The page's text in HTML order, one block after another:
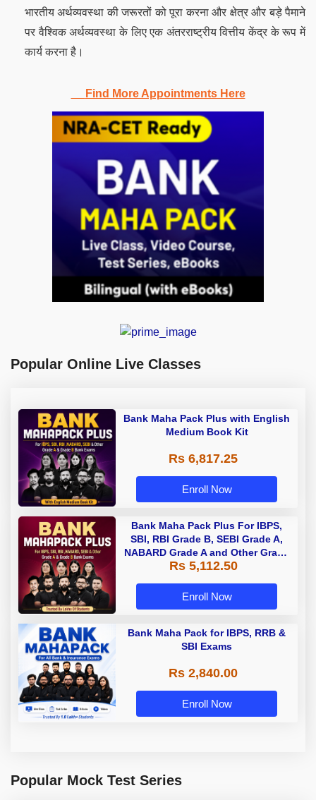
भारतीय अर्थव्यवस्था की जरूरतों को पूरा करना और क्षेत्र और बड़े पैमाने
पर वैश्विक अर्थव्यवस्था के लिए एक अंतरराष्ट्रीय वित्तीय केंद्र के रूप में
कार्य करना है।
Find More Appointments Here
Popular Online Live Classes
Bank Maha Pack Plus with English
Medium Book Kit
Rs 6,817.25
Enroll Now
Bank Maha Pack Plus For IBPS,
SBI, RBI Grade B, SEBI Grade A,
NABARD Grade A and Other Grade
A & Grade B Bank Exams
Rs 5,112.50
Enroll Now
Bank Maha Pack for IBPS, RRB &
SBI Exams
Rs 2,840.00
Enroll Now
Popular Mock Test Series